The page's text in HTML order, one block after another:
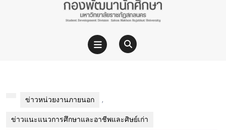
ข่าวหน่วยงานภายนอก ,
ข่าวแนะแนวการศึกษาและอาชีพและศิษย์เก่า